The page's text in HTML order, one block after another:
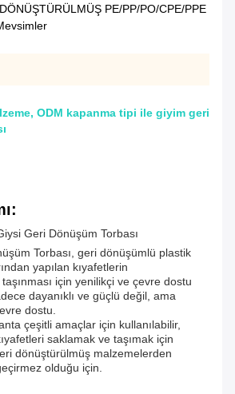
PE/PP/PO/CPE/PPE
ODM kapanma tipi ile giyim geri
Geri Dönüşüm Torbası
Torbası, geri dönüşümlü plastik
yapılan kıyafetlerin
için yenilikçi ve çevre dostu
dayanıklı ve güçlü değil, ama
dostu.
çeşitli amaçlar için kullanılabilir,
saklamak ve taşımak için
dönüştürülmüş malzemelerden
olduğu için.